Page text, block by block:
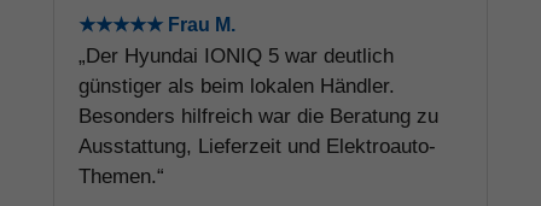
★★★★★ Frau M.
„Der Hyundai IONIQ 5 war deutlich
günstiger als beim lokalen Händler.
Besonders hilfreich war die Beratung zu
Ausstattung, Lieferzeit und Elektroauto-
Themen.“